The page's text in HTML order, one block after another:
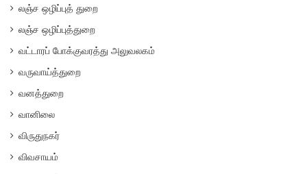
லஞ்ச ஒழிப்புத் துறை
லஞ்ச ஒழிப்புத்துறை
வட்டாரப் போக்குவரத்து அலுவலகம்
வருவாய்த்துறை
வனத்துறை
வானிலை
விருதுநகர்
விவசாயம்